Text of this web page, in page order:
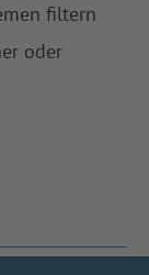
filtern
oder